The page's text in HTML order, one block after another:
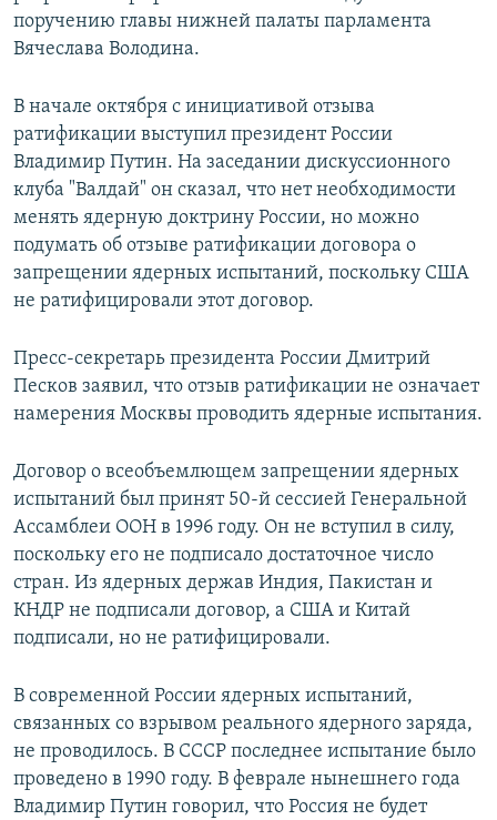
поручению главы нижней палаты парламента
Вячеслава Володина.
В начале октября с инициативой отзыва
ратификации выступил президент России
Владимир Путин. На заседании дискуссионного
клуба "Валдай" он сказал, что нет необходимости
менять ядерную доктрину России, но можно
подумать об отзыве ратификации договора о
запрещении ядерных испытаний, поскольку США
не ратифицировали этот договор.
Пресс-секретарь президента России Дмитрий
Песков заявил, что отзыв ратификации не означает
намерения Москвы проводить ядерные испытания.
Договор о всеобъемлющем запрещении ядерных
испытаний был принят 50-й сессией Генеральной
Ассамблеи ООН в 1996 году. Он не вступил в силу,
поскольку его не подписало достаточное число
стран. Из ядерных держав Индия, Пакистан и
КНДР не подписали договор, а США и Китай
подписали, но не ратифицировали.
В современной России ядерных испытаний,
связанных со взрывом реального ядерного заряда,
не проводилось. В СССР последнее испытание было
проведено в 1990 году. В феврале нынешнего года
Владимир Путин говорил, что Россия не будет